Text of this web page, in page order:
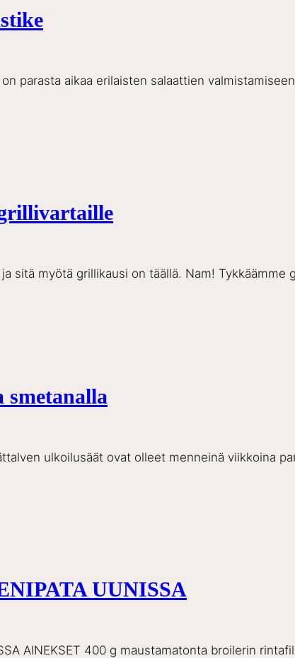
parasta aikaa erilaisten salaattien
sitä myötä grillikausi on täällä. Nam! Tykkäämme
smetanalla
ulkoilusäät ovat olleet menneinä viikkoina
UUNISSA
AINEKSET 400 g maustamatonta broilerin